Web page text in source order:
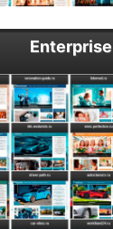
Enterprise